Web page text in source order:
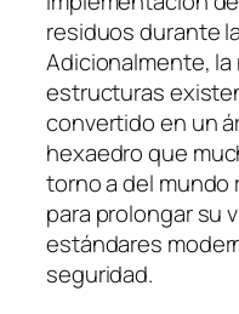
residuos durante
Adicionalmente,
estructuras
convertido en un
hexaedro que
torno a del
para prolongar su
estándares
seguridad.